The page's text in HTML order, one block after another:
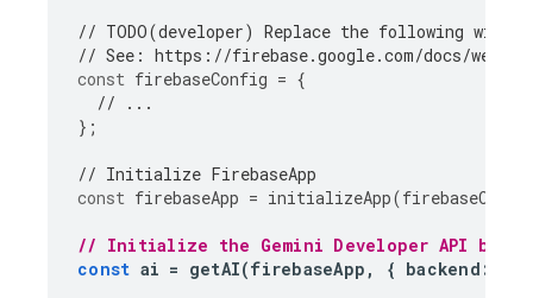
// TODO(developer) Replace the following with
// See: https://firebase.google.com/docs/web/
const firebaseConfig = {
// ...
};
// Initialize FirebaseApp
const firebaseApp = initializeApp(
// Initialize the Gemini Developer API
const ai = getAI(firebaseApp , { backend :